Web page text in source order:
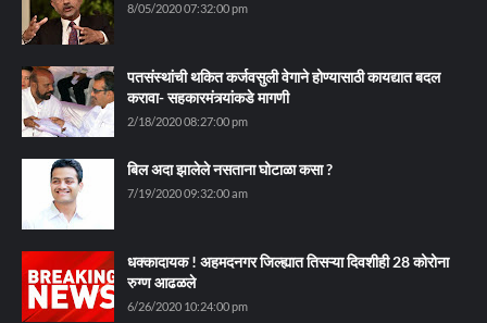
8/05/2020 07:32:00 pm
पतसंस्थांची थकित कर्जवसुली वेगाने होण्यासाठी कायद्यात बदल
करावा- सहकारमंत्र्यांकडे मागणी
2/18/2020 08:27:00 pm
बिल अदा झालेले नसताना घोटाळा कसा ?
7/19/2020 09:32:00 am
धक्कादायक ! अहमदनगर जिल्ह्यात तिसऱ्या दिवशीही 28 कोरोना
रुग्ण आढळले
6/26/2020 10:24:00 pm